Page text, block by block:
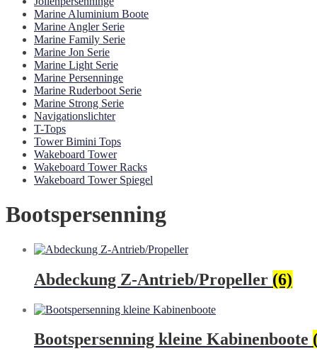
Marine Aluminium Boote
Marine Angler Serie
Marine Family Serie
Marine Jon Serie
Marine Light Serie
Marine Persenninge
Marine Ruderboot Serie
Marine Strong Serie
Navigationslichter
T-Tops
Tower Bimini Tops
Wakeboard Tower
Wakeboard Tower Racks
Wakeboard Tower Spiegel
Bootspersenning
Abdeckung Z-Antrieb/Propeller (6)
Bootspersenning kleine Kabinenboote